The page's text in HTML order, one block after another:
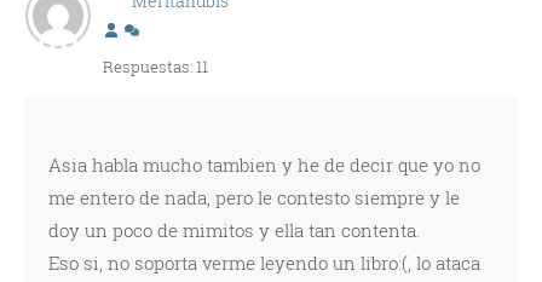
Respuestas: 11
Asia habla mucho tambien y he de decir que yo no
me entero de nada, pero le contesto siempre y le
doy un poco de mimitos y ella tan contenta.
Eso si, no soporta verme leyendo un libro:(, lo ataca